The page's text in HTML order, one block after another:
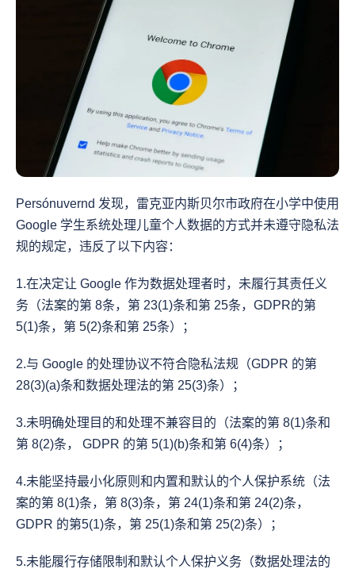
Persónuvernd 发现，雷克亚内斯贝尔市政府在小学中使用
Google 学生系统处理儿童个人数据的方式并未遵守隐私法
规的规定，违反了以下内容：
1.在决定让 Google 作为数据处理者时，未履行其责任义
务（法案的第 8条，第 23(1)条和第 25条，GDPR的第
5(1)条，第 5(2)条和第 25条）；
2.与 Google 的处理协议不符合隐私法规（GDPR 的第
28(3)(a)条和数据处理法的第 25(3)条）；
3.未明确处理目的和处理不兼容目的（法案的第 8(1)条和
第 8(2)条， GDPR 的第 5(1)(b)条和第 6(4)条）；
4.未能坚持最小化原则和内置和默认的个人保护系统（法
案的第 8(1)条，第 8(3)条，第 24(1)条和第 24(2)条，
GDPR 的第5(1)条，第 25(1)条和第 25(2)条）；
5.未能履行存储限制和默认个人保护义务（数据处理法的